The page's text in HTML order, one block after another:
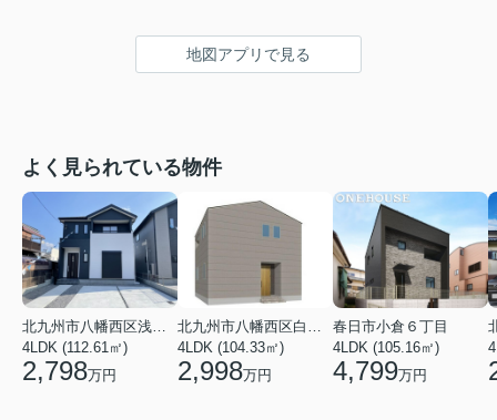
地図アプリで見る
よく見られている物件
北九州市八幡西区浅川台３丁目
4LDK (112.61㎡)
2,798万円
北九州市八幡西区白岩町
4LDK (104.33㎡)
2,998万円
春日市小倉６丁目
4LDK (105.16㎡)
4,799万円